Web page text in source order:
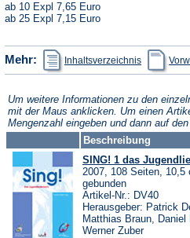
ab 10 Expl 7,65 Euro
ab 25 Expl 7,15 Euro
Mehr: Inhaltsverzeichnis
(Öffnet
in
einem
Tab)
Um weitere Informationen zu den
mit der Maus anklicken. Um einen
Mengenzahl eingeben und dann auf
Beschreibung
SING! 1 das
2007, 108 Seiten, 10,5
gebunden
Artikel-Nr.: DV40
Herausgeber: Patrick
Matthias Braun,
Werner Zuber